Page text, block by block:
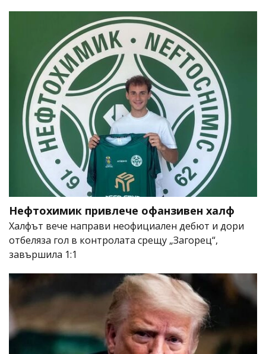
Нефтохимик привлече офанзивен халф
Халфът вече направи неофициален дебют и дори
отбеляза гол в контролата срещу „Загорец“,
завършила 1:1